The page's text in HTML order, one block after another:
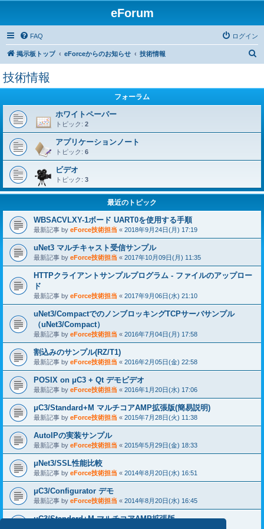
eForum
FAQ ログイン
掲示板トップ eForceからのお知らせ 技術情報
技術情報
フォーラム
ホワイトペーパー
トピック: 2
アプリケーションノート
トピック: 6
ビデオ
トピック: 3
最近のトピック
WBSACVLXY-1ボード UART0を使用する手順
最新記事 by eForce技術担当 « 2018年9月24日(月) 17:19
uNet3 マルチキャスト受信サンプル
最新記事 by eForce技術担当 « 2017年10月09日(月) 11:35
HTTPクライアントサンプルプログラム - ファイルのアップロー
ド
最新記事 by eForce技術担当 « 2017年9月06日(水) 21:10
uNet3/CompactでのノンブロッキングTCPサーバサンプル
（uNet3/Compact）
最新記事 by eForce技術担当 « 2016年7月04日(月) 17:58
割込みのサンプル(RZ/T1)
最新記事 by eForce技術担当 « 2016年2月05日(金) 22:58
POSIX on μC3 + Qt デモビデオ
最新記事 by eForce技術担当 « 2016年1月20日(水) 17:06
μC3/Standard+M マルチコアAMP拡張版(簡易説明)
最新記事 by eForce技術担当 « 2015年7月28日(火) 11:38
AutoIPの実装サンプル
最新記事 by eForce技術担当 « 2015年5月29日(金) 18:33
μNet3/SSL性能比較
最新記事 by eForce技術担当 « 2014年8月20日(水) 16:51
μC3/Configurator デモ
最新記事 by eForce技術担当 « 2014年8月20日(水) 16:45
μC3/Standard+M マルチコアAMP拡張版